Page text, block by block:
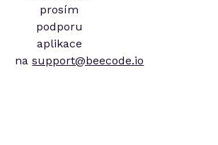
prosím
podporu
aplikace
nasupport@beecode.io